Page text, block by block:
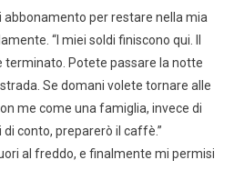
abbonamento per restare nella mia
“I miei soldi finiscono qui. Il
Potete passare la notte
Se domani volete tornare alle
me come una famiglia, invece di
conto, preparerò il caffè.”
al freddo, e finalmente mi permisi